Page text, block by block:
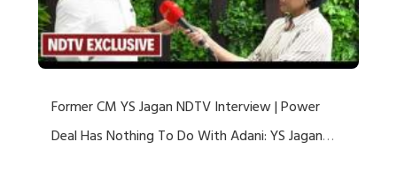
Former CM YS Jagan NDTV Interview | Power
Deal Has Nothing To Do With Adani: YS Jagan